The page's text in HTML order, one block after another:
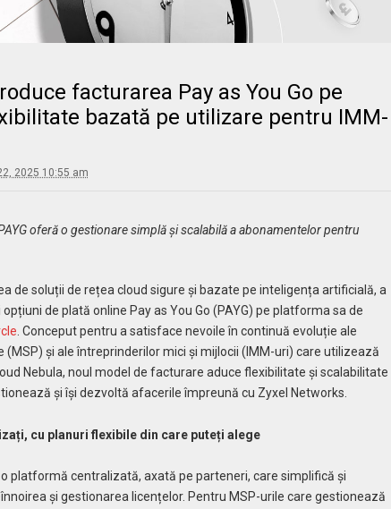
facturarea Pay as You Go pe
bazată pe utilizare pentru IMM-
2025 10:55 am
oferă o gestionare simplă și scalabilă a abonamentelor pentru
de soluții de rețea cloud sigure și bazate pe inteligența artificială, a
de plată online Pay as You Go (PAYG) pe platforma sa de
. Conceput pentru a satisface nevoile în continuă evoluție ale
și ale întreprinderilor mici și mijlocii (IMM-uri) care utilizează
Nebula, noul model de facturare aduce flexibilitate și scalabilitate
și își dezvoltă afacerile împreună cu Zyxel Networks.
cu planuri flexibile din care puteți alege
platformă centralizată, axată pe parteneri, care simplifică și
și gestionarea licențelor. Pentru MSP-urile care gestionează